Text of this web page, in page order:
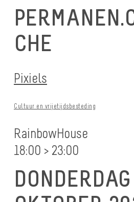
CHE
Pixiels
Cultuur en vrijetijdsbesteding
RainbowHouse
18:00 > 23:00